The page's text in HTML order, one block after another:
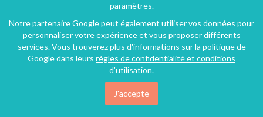
paramètres.
Notre partenaire Google peut également utiliser vos données pour
personnaliser votre expérience et vous proposer différents
services. Vous trouverez plus d'informations sur la politique de
Google dans leurs règles de confidentialité et conditions
d'utilisation.
J'accepte